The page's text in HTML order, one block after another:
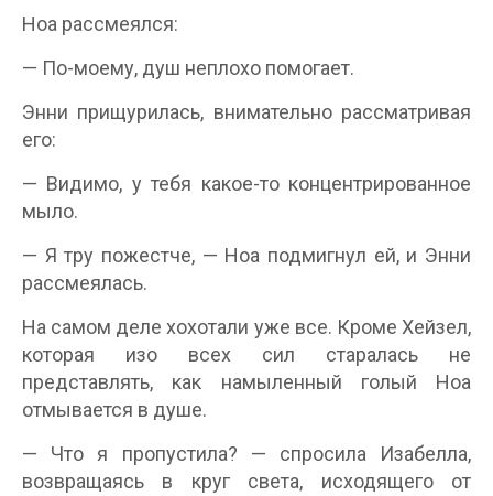
Ноа рассмеялся:
— По-моему, душ неплохо помогает.
Энни прищурилась, внимательно рассматривая
его:
— Видимо, у тебя какое-то концентрированное
мыло.
— Я тру пожестче, — Ноа подмигнул ей, и Энни
рассмеялась.
На самом деле хохотали уже все. Кроме Хейзел,
которая изо всех сил старалась не
представлять, как намыленный голый Ноа
отмывается в душе.
— Что я пропустила? — спросила Изабелла,
возвращаясь в круг света, исходящего от